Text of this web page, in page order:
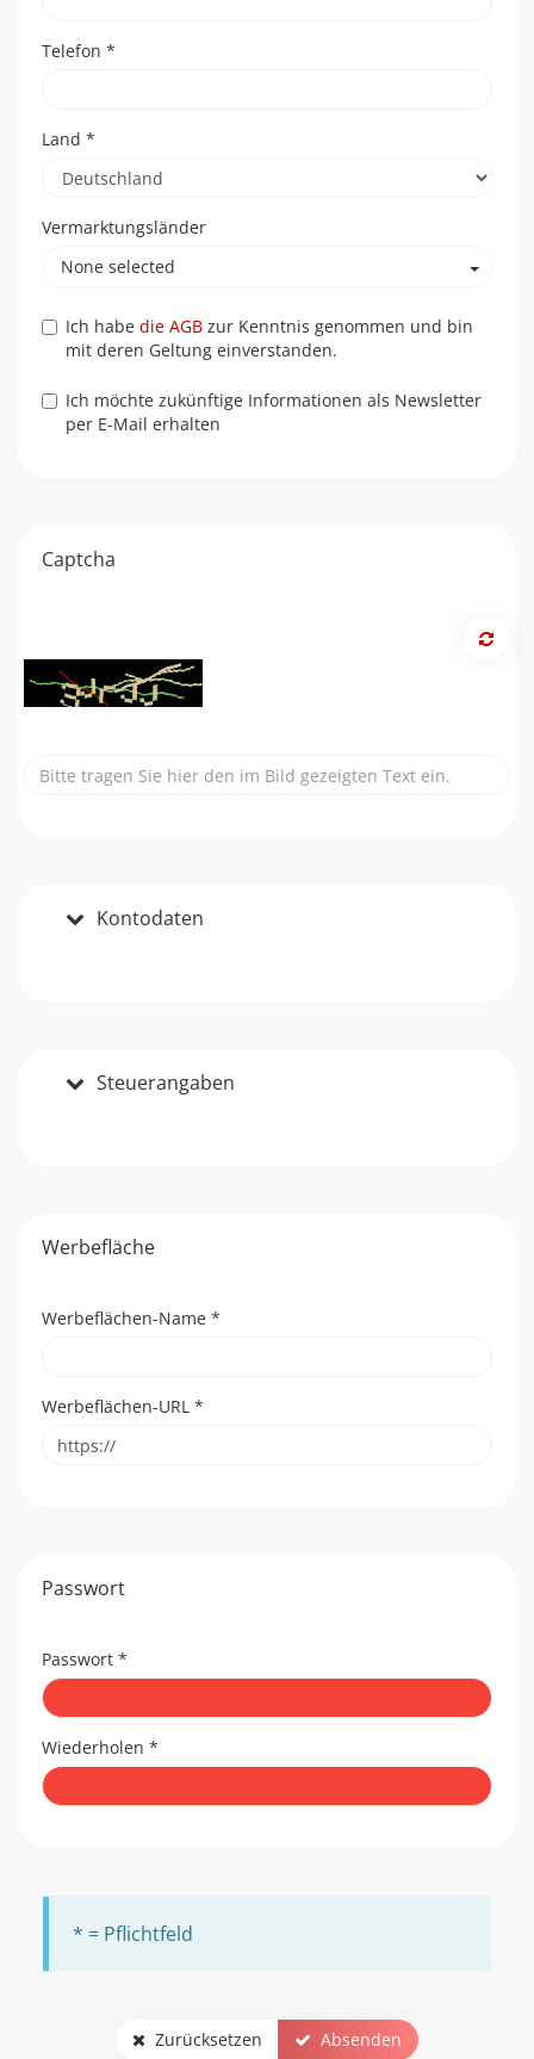
Telefon *
Land *
Vermarktungsländer
None selected
Ich habe die AGB zur Kenntnis genommen und bin
mit deren Geltung einverstanden.
Ich möchte zukünftige Informationen als Newsletter
per E-Mail erhalten
Captcha
Kontodaten
Steuerangaben
Werbefläche
Werbeflächen-Name *
Werbeflächen-URL *
Passwort
Passwort *
Wiederholen *
* = Pflichtfeld
Zurücksetzen Absenden